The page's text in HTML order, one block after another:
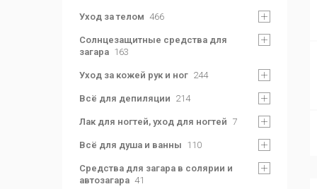
Уход за телом 466
Солнцезащитные средства для
загара 163
Уход за кожей рук и ног 244
Всё для депиляции 214
Лак для ногтей, уход для ногтей 7
Всё для душа и ванны 110
Средства для загара в солярии и
автозагара 41